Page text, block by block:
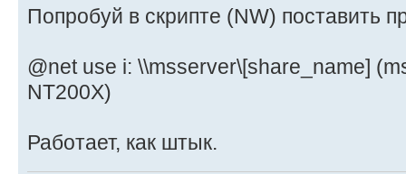
Попробуй в скрипте (NW) поставить
@net use i: \\msserver\[share_name]
NT200X)
Работает, как штык.